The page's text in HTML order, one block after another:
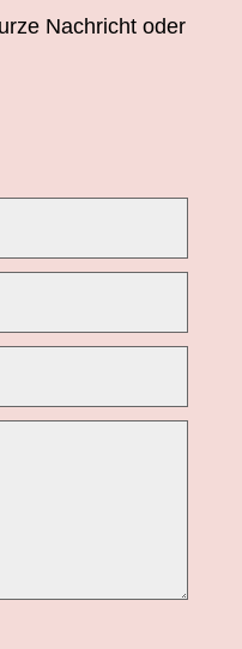
Nachricht oder